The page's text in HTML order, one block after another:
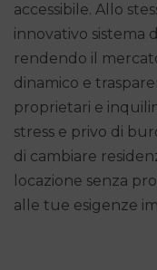
accessibile. Allo
innovativo sistema
rendendo il
dinamico e
proprietari e
stress e privo di
di cambiare
locazione senza
alle tue esigenze